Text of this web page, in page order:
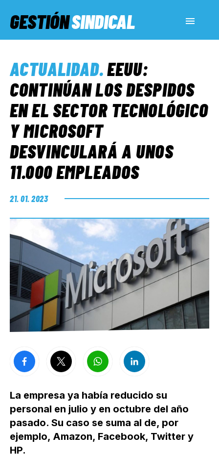
GESTIÓNSINDICAL
SERVICIOS SOCIALES
INFORMES ESPECIALES
FUERA DE MEGÁFONO
ACTUALIDAD.EEUU:
CONTINÚAN LOS DESPIDOS
EN EL SECTOR TECNOLÓGICO
Y MICROSOFT
DESVINCULARÁ A UNOS
11.000 EMPLEADOS
21. 01. 2023
La empresa ya había reducido su
personal en julio y en octubre del año
pasado. Su caso se suma al de, por
ejemplo, Amazon, Facebook, Twitter y
HP.